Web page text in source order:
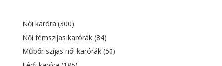
Női karóra (300)
Női fémszíjas karórák (84)
Műbőr szíjas női karórák (50)